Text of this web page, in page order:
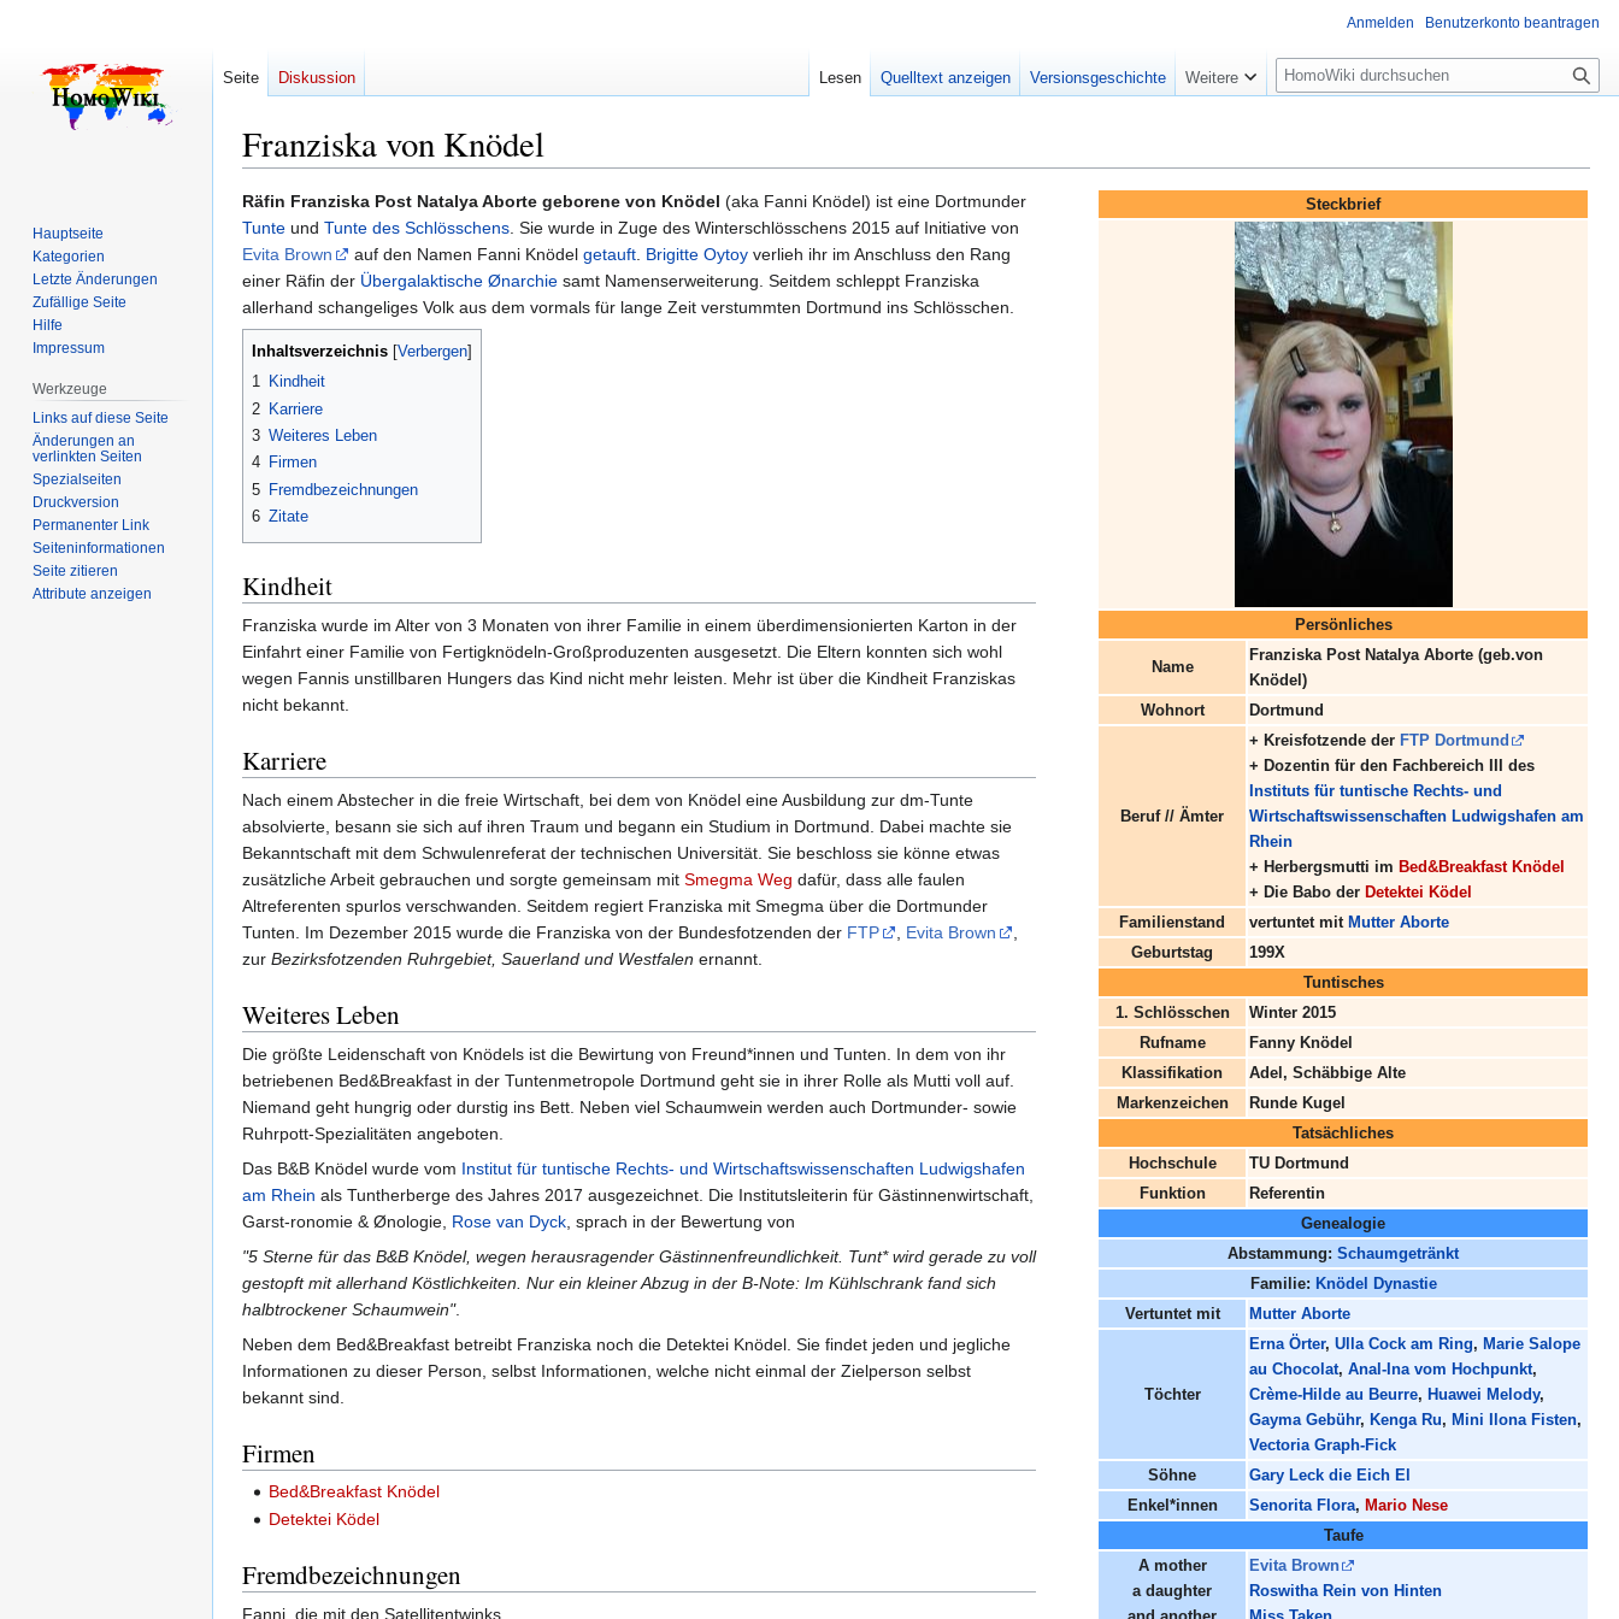
Franziska von Knödel
Zur
Navigation
springen
Zur
Suche
springen
Steckbrief
Persönliches
Name
Franziska Post Natalya Aborte (geb.von
Knödel)
Wohnort
Dortmund
Beruf // Ämter
+ Kreisfotzende der FTP Dortmund
+ Dozentin für den Fachbereich III des
Instituts für tuntische Rechts- und
Wirtschaftswissenschaften Ludwigshafen am
Rhein
+ Herbergsmutti im Bed&Breakfast Knödel
+ Die Babo der Detektei Ködel
Familienstand
vertuntet mit Mutter Aborte
Geburtstag
199X
Tuntisches
1. Schlösschen
Winter 2015
Rufname
Fanny Knödel
Klassifikation
Adel, Schäbbige Alte
Markenzeichen
Runde Kugel
Tatsächliches
Hochschule
TU Dortmund
Funktion
Referentin
Genealogie
Abstammung: Schaumgetränkt
Familie: Knödel Dynastie
Vertuntet mit
Mutter Aborte
Töchter
Erna Örter, Ulla Cock am Ring, Marie Salope
au Chocolat, Anal-Ina vom Hochpunkt,
Crème-Hilde au Beurre, Huawei Melody,
Gayma Gebühr, Kenga Ru, Mini Ilona Fisten,
Vectoria Graph-Fick
Söhne
Gary Leck die Eich El
Enkel*innen
Senorita Flora, Mario Nese
Taufe
A mother
a daughter
Evita Brown
Roswitha Rein von Hinten
Räfin Franziska Post Natalya Aborte geborene von Knödel (aka Fanni Knödel) ist eine Dortmunder
Tunte und Tunte des Schlösschens. Sie wurde in Zuge des Winterschlösschens 2015 auf Initiative von
Evita Brown
auf den Namen Fanni Knödel getauft. Brigitte Oytoy verlieh ihr im Anschluss den Rang
einer Räfin der Übergalaktische Ønarchie samt Namenserweiterung. Seitdem schleppt Franziska
allerhand schangeliges Volk aus dem vormals für lange Zeit verstummten Dortmund ins Schlösschen.
Inhaltsverzeichnis
1 Kindheit
2 Karriere
3 Weiteres Leben
4 Firmen
5 Fremdbezeichnungen
6 Zitate
Kindheit
Franziska wurde im Alter von 3 Monaten von ihrer Familie in einem überdimensionierten Karton in der
Einfahrt einer Familie von Fertigknödeln-Großproduzenten ausgesetzt. Die Eltern konnten sich wohl
wegen Fannis unstillbaren Hungers das Kind nicht mehr leisten. Mehr ist über die Kindheit Franziskas
nicht bekannt.
Karriere
Nach einem Abstecher in die freie Wirtschaft, bei dem von Knödel eine Ausbildung zur dm-Tunte
absolvierte, besann sie sich auf ihren Traum und begann ein Studium in Dortmund. Dabei machte sie
Bekanntschaft mit dem Schwulenreferat der technischen Universität. Sie beschloss sie könne etwas
zusätzliche Arbeit gebrauchen und sorgte gemeinsam mit Smegma Weg dafür, dass alle faulen
Altreferenten spurlos verschwanden. Seitdem regiert Franziska mit Smegma über die Dortmunder
Tunten. Im Dezember 2015 wurde die Franziska von der Bundesfotzenden der FTP , Evita Brown
,
zur Bezirksfotzenden Ruhrgebiet, Sauerland und Westfalen ernannt.
Weiteres Leben
Die größte Leidenschaft von Knödels ist die Bewirtung von Freund*innen und Tunten. In dem von ihr
betriebenen Bed&Breakfast in der Tuntenmetropole Dortmund geht sie in ihrer Rolle als Mutti voll auf.
Niemand geht hungrig oder durstig ins Bett. Neben viel Schaumwein werden auch Dortmunder- sowie
Ruhrpott-Spezialitäten angeboten.
Das B&B Knödel wurde vom Institut für tuntische Rechts- und Wirtschaftswissenschaften Ludwigshafen
am Rhein als Tuntherberge des Jahres 2017 ausgezeichnet. Die Institutsleiterin für Gästinnenwirtschaft,
Garst-ronomie & Ønologie, Rose van Dyck, sprach in der Bewertung von
"5 Sterne für das B&B Knödel, wegen herausragender Gästinnenfreundlichkeit. Tunt* wird gerade zu voll
gestopft mit allerhand Köstlichkeiten. Nur ein kleiner Abzug in der B-Note: Im Kühlschrank fand sich
halbtrockener Schaumwein".
Neben dem Bed&Breakfast betreibt Franziska noch die Detektei Knödel. Sie findet jeden und jegliche
Informationen zu dieser Person, selbst Informationen, welche nicht einmal der Zielperson selbst
bekannt sind.
Firmen
Bed&Breakfast Knödel
Detektei Ködel
Fremdbezeichnungen
Fanni, die mit den Satellitentwinks
Anmelden Benutzerkonto beantragen
Seite Diskussion Lesen Quelltext anzeigen Versionsgeschichte Weitere
Suche
Hauptseite
Kategorien
Letzte Änderungen
Zufällige Seite
Hilfe
Impressum
Werkzeuge
Links auf diese Seite
Änderungen an
verlinkten Seiten
Spezialseiten
Druckversion
Permanenter Link
Seiten­­informationen
Seite zitieren
Attribute anzeigen